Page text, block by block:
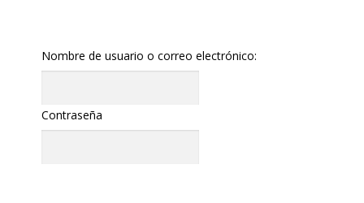
Nombre de usuario o correo electrónico:
Contraseña